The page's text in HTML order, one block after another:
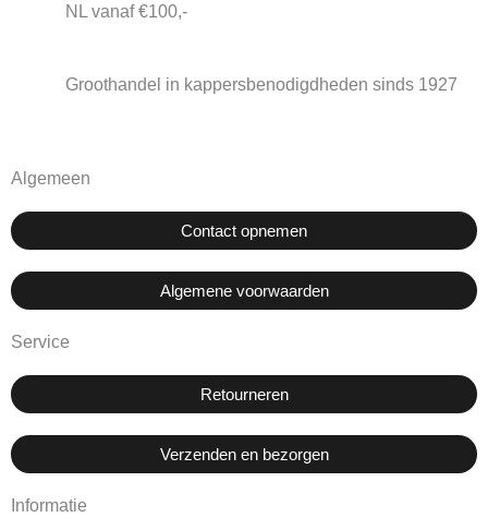
NL vanaf €100,-
Groothandel in kappersbenodigdheden sinds 1927
Algemeen
Contact opnemen
Algemene voorwaarden
Service
Retourneren
Verzenden en bezorgen
Informatie